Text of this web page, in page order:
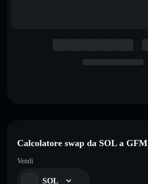
Calcolatore swap da SOL a GFM
Vendi
SOL